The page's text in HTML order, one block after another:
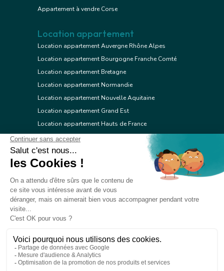
© 2026 Réseau immobilier l'Adresse
Appartement à vendre Corse
Location appartement
Location appartement Auvergne Rhône Alpes
Location appartement Bourgogne Franche Comté
Location appartement Bretagne
Location appartement Normandie
Location appartement Nouvelle Aquitaine
Location appartement Grand Est
Location appartement Hauts de France
Location appartement Ile de France
Location appartement Centre Val de Loire
Location appartement Occitanie
Location appartement Provence Alpes Côte d'Azur
Location appartement Corse